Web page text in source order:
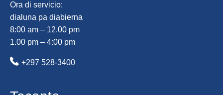
Ora di servicio:
dialuna pa diabierna
8:00 am – 12.00 pm
1.00 pm – 4:00 pm
+297 528-3400